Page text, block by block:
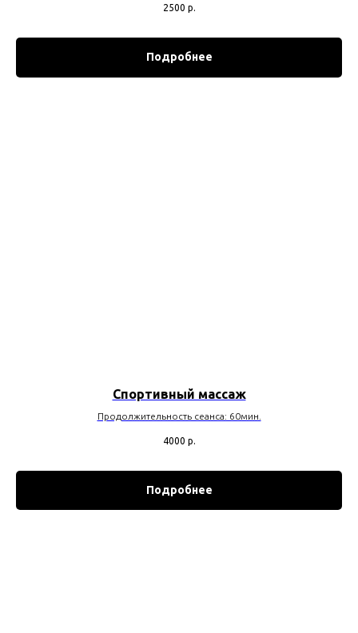
2500 р.
Подробнее
Спортивный массаж
Продолжительность сеанса: 60мин.
4000 р.
Подробнее